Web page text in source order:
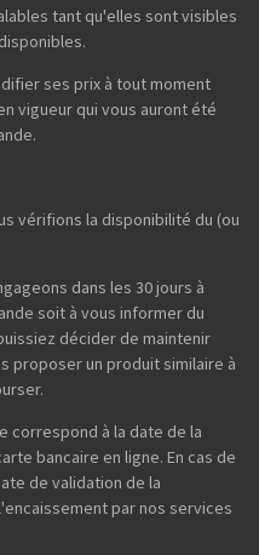
tant qu'elles sont visibles
ses prix à tout moment
vigueur qui vous auront été
vérifions la disponibilité du (ou
dans les 30 jours à
soit à vous informer du
décider de maintenir
proposer un produit similaire à
correspond à la date de la
bancaire en ligne. En cas de
de validation de la
par nos services